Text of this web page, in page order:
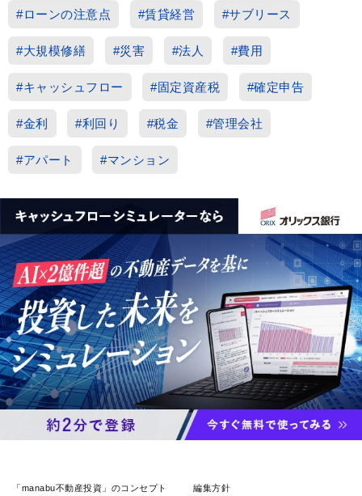
#ローンの注意点 #賃貸経営 #サブリース
#大規模修繕 #災害 #法人 #費用
#キャッシュフロー #固定資産税 #確定申告
#金利 #利回り #税金 #管理会社
#アパート #マンション
「manabu不動産投資」のコンセプト 編集方針